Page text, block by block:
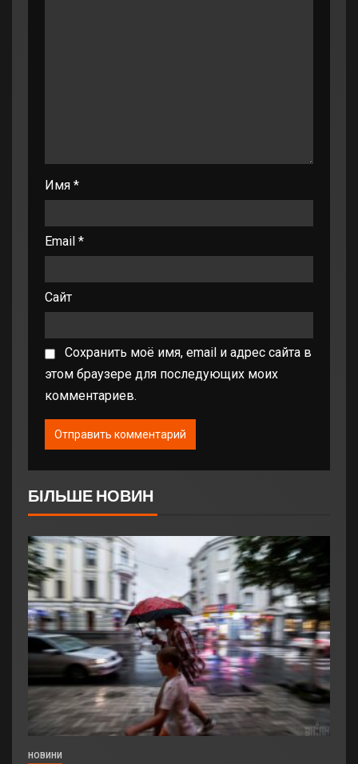
Имя *
Email *
Сайт
Сохранить моё имя, email и адрес сайта в
этом браузере для последующих моих
комментариев.
БІЛЬШЕ НОВИН
НОВИНИ